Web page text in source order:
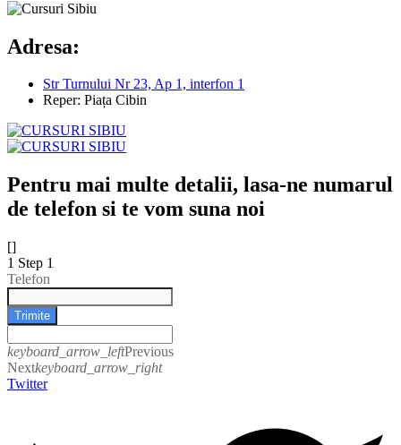
Adresa:
Str Turnului Nr 23, Ap 1, interfon 1
Reper: Piața Cibin
Pentru mai multe detalii, lasa-ne numarul
de telefon si te vom suna noi
[]
1 Step 1
Telefon
Trimite
keyboard_arrow_leftPrevious
Nextkeyboard_arrow_right
Twitter